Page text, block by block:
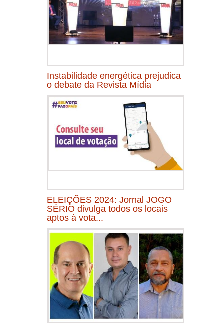
Instabilidade energética prejudica
o debate da Revista Mídia
ELEIÇÕES 2024: Jornal JOGO
SÉRIO divulga todos os locais
aptos à vota...